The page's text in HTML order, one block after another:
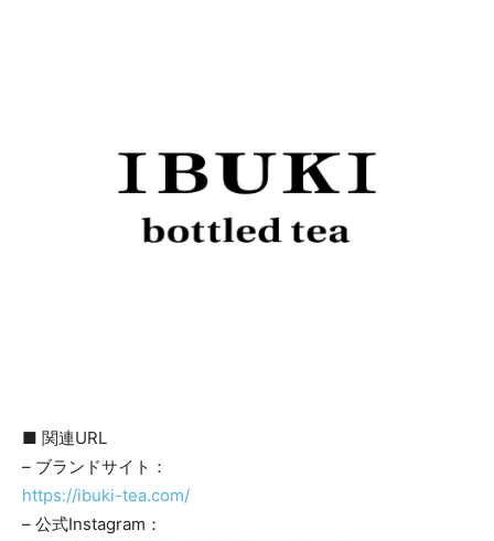
■ 関連URL
– ブランドサイト：
https://ibuki-tea.com/
– 公式Instagram：